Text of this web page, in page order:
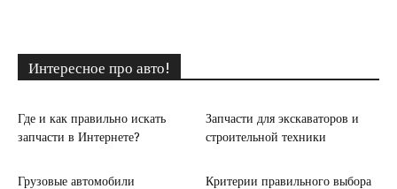
Интересное про авто!
Где и как правильно искать
запчасти в Интернете?
Запчасти для экскаваторов и
строительной техники
Грузовые автомобили
Критерии правильного выбора